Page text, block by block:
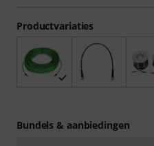
Productvariaties
Bundels & aanbiedingen